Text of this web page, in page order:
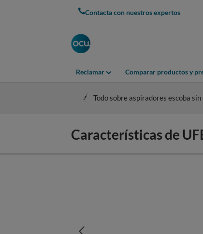
Contacta con nuestros expertos
Reclamar Comparar productos y
Todo sobre aspiradores escoba sin
Características de